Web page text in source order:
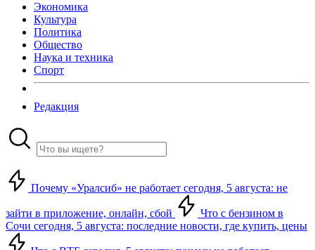
Экономика
Культура
Политика
Общество
Наука и техника
Спорт
Редакция
Почему «Уралсиб» не работает сегодня, 5 августа: не
зайти в приложение, онлайн, сбой
Что с бензином в
Сочи сегодня, 5 августа: последние новости, где купить, цены